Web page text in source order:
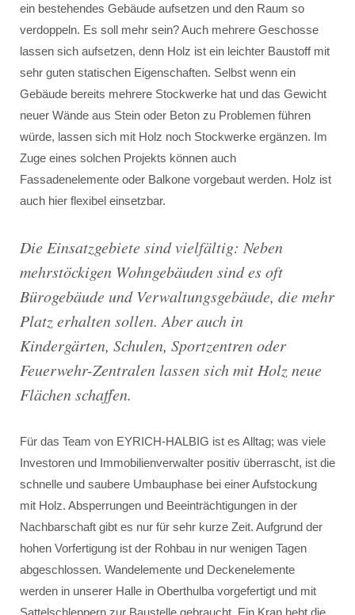
ein bestehendes Gebäude aufsetzen und den Raum so
verdoppeln. Es soll mehr sein? Auch mehrere Geschosse
lassen sich aufsetzen, denn Holz ist ein leichter Baustoff mit
sehr guten statischen Eigenschaften. Selbst wenn ein
Gebäude bereits mehrere Stockwerke hat und das Gewicht
neuer Wände aus Stein oder Beton zu Problemen führen
würde, lassen sich mit Holz noch Stockwerke ergänzen. Im
Zuge eines solchen Projekts können auch
Fassadenelemente oder Balkone vorgebaut werden. Holz ist
auch hier flexibel einsetzbar.
Die Einsatzgebiete sind vielfältig: Neben
mehrstöckigen Wohngebäuden sind es oft
Bürogebäude und Verwaltungsgebäude, die mehr
Platz erhalten sollen. Aber auch in
Kindergärten, Schulen, Sportzentren oder
Feuerwehr-Zentralen lassen sich mit Holz neue
Flächen schaffen.
Für das Team von EYRICH-HALBIG ist es Alltag; was viele
Investoren und Immobilienverwalter positiv überrascht, ist die
schnelle und saubere Umbauphase bei einer Aufstockung
mit Holz. Absperrungen und Beeinträchtigungen in der
Nachbarschaft gibt es nur für sehr kurze Zeit. Aufgrund der
hohen Vorfertigung ist der Rohbau in nur wenigen Tagen
abgeschlossen. Wandelemente und Deckenelemente
werden in unserer Halle in Oberthulba vorgefertigt und mit
Sattelschleppern zur Baustelle gebraucht. Ein Kran hebt die